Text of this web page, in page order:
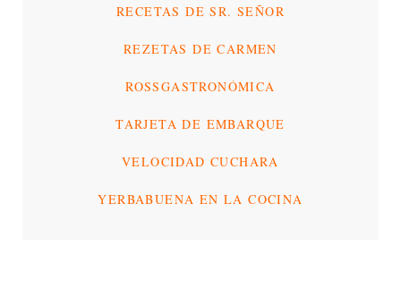
RECETAS DE SR. SEÑOR
REZETAS DE CARMEN
ROSSGASTRONÓMICA
TARJETA DE EMBARQUE
VELOCIDAD CUCHARA
YERBABUENA EN LA COCINA